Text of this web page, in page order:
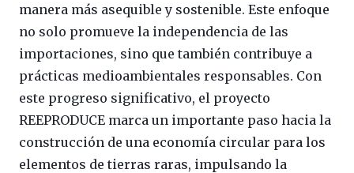
manera más asequible y sostenible. Este enfoque
no solo promueve la independencia de las
importaciones, sino que también contribuye a
prácticas medioambientales responsables. Con
este progreso significativo, el proyecto
REEPRODUCE marca un importante paso hacia la
construcción de una economía circular para los
elementos de tierras raras, impulsando la